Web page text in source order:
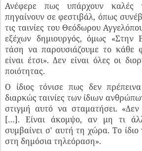
Ανέφερε πως υπάρχουν καλές
πηγαίνουν σε φεστιβάλ, όπως
τις ταινίες του Θεόδωρου
εξέχων δημιουργός, όμως «Στην
τάση να παρουσιάζουμε το κάθε
είναι έτσι». Δεν είναι όλες οι
ποιότητας.
Ο ίδιος τόνισε πως δεν
διαρκώς ταινίες των ίδιων
στιγμή αυτό να σταματήσει. «Δεν
[…]. Είναι άκομψο, αν μη τι
συμβαίνει σ' αυτή τη χώρα. Το ίδιο
στη δημόσια τηλεόραση».